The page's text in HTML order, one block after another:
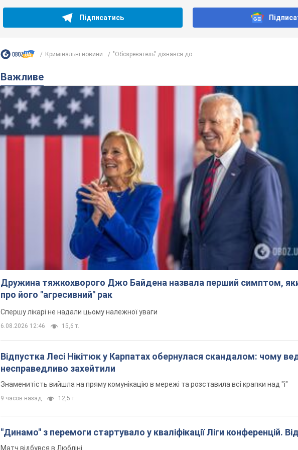
Підписатись
Кримінальні новини "Обозреватель" дізнався до...
Важливе
Дружина тяжкохворого Джо Байдена назвала перший симптом,
про його "агресивний" рак
Спершу лікарі не надали цьому належної уваги
6.08.2026 12:46 15,6 т.
Відпустка Лесі Нікітюк у Карпатах обернулася скандалом: чому
несправедливо захейтили
Знаменитість вийшла на пряму комунікацію в мережі та розставила всі крапки над "і"
9 часов назад 12,5 т.
"Динамо" з перемоги стартувало у кваліфікації Ліги конференцій.
Матч відбувся в Любліні